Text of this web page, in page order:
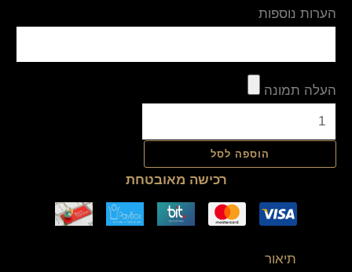
הערות נוספות
העלה תמונה
הוספה לסל
רכישה מאובטחת
תיאור